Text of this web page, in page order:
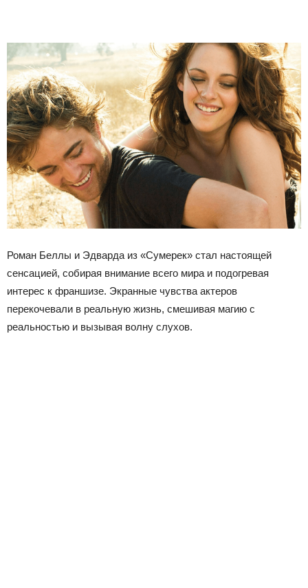
Роман Беллы и Эдварда из «Сумерек» стал настоящей
сенсацией, собирая внимание всего мира и подогревая
интерес к франшизе. Экранные чувства актеров
перекочевали в реальную жизнь, смешивая магию с
реальностью и вызывая волну слухов.